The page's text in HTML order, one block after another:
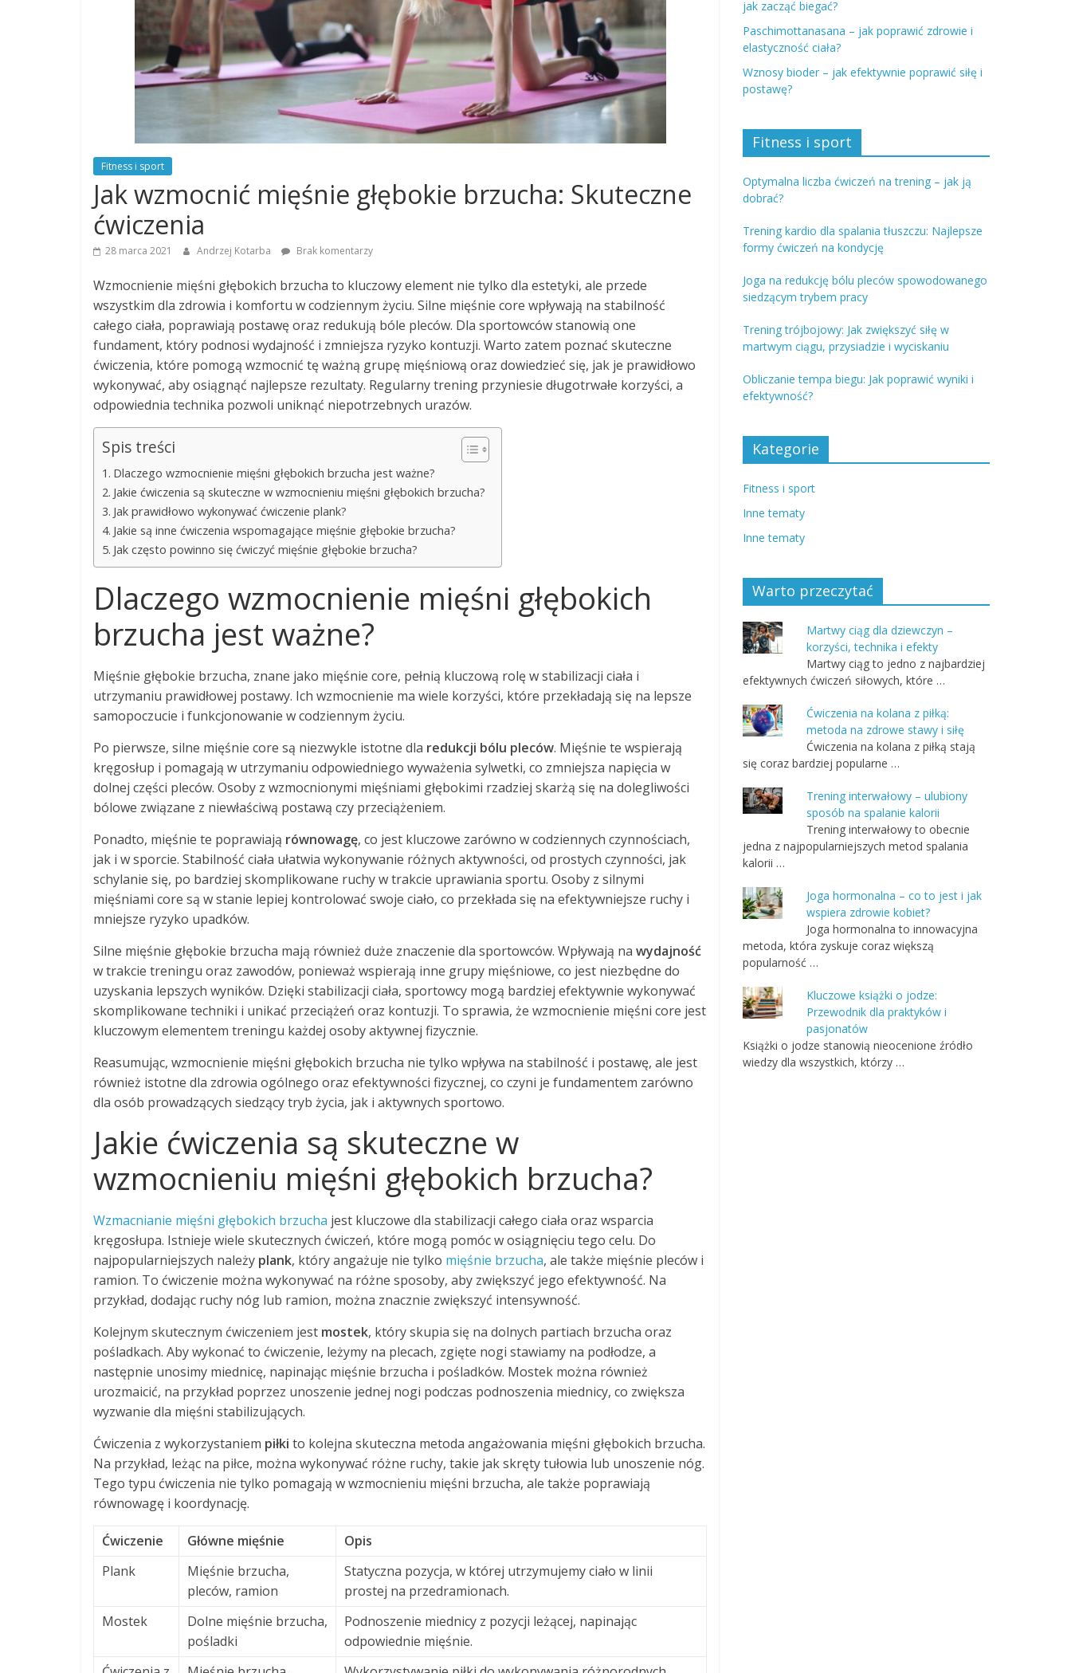
Fitness i sport
Jak wzmocnić mięśnie głębokie brzucha: Skuteczne
ćwiczenia
28 marca 2021 Andrzej Kotarba Brak komentarzy
Wzmocnienie mięśni głębokich brzucha to kluczowy element nie tylko dla estetyki, ale przede
wszystkim dla zdrowia i komfortu w codziennym życiu. Silne mięśnie core wpływają na stabilność
całego ciała, poprawiają postawę oraz redukują bóle pleców. Dla sportowców stanowią one
fundament, który podnosi wydajność i zmniejsza ryzyko kontuzji. Warto zatem poznać skuteczne
ćwiczenia, które pomogą wzmocnić tę ważną grupę mięśniową oraz dowiedzieć się, jak je prawidłowo
wykonywać, aby osiągnąć najlepsze rezultaty. Regularny trening przyniesie długotrwałe korzyści, a
odpowiednia technika pozwoli uniknąć niepotrzebnych urazów.
Spis treści
Dlaczego wzmocnienie mięśni głębokich brzucha jest ważne?
Jakie ćwiczenia są skuteczne w wzmocnieniu mięśni głębokich brzucha?
Jak prawidłowo wykonywać ćwiczenie plank?
Jakie są inne ćwiczenia wspomagające mięśnie głębokie brzucha?
Jak często powinno się ćwiczyć mięśnie głębokie brzucha?
Dlaczego wzmocnienie mięśni głębokich
brzucha jest ważne?
Mięśnie głębokie brzucha, znane jako mięśnie core, pełnią kluczową rolę w stabilizacji ciała i
utrzymaniu prawidłowej postawy. Ich wzmocnienie ma wiele korzyści, które przekładają się na lepsze
samopoczucie i funkcjonowanie w codziennym życiu.
Po pierwsze, silne mięśnie core są niezwykle istotne dla redukcji bólu pleców. Mięśnie te wspierają
kręgosłup i pomagają w utrzymaniu odpowiedniego wyważenia sylwetki, co zmniejsza napięcia w
dolnej części pleców. Osoby z wzmocnionymi mięśniami głębokimi rzadziej skarżą się na dolegliwości
bólowe związane z niewłaściwą postawą czy przeciążeniem.
Ponadto, mięśnie te poprawiają równowagę, co jest kluczowe zarówno w codziennych czynnościach,
jak i w sporcie. Stabilność ciała ułatwia wykonywanie różnych aktywności, od prostych czynności, jak
schylanie się, po bardziej skomplikowane ruchy w trakcie uprawiania sportu. Osoby z silnymi
mięśniami core są w stanie lepiej kontrolować swoje ciało, co przekłada się na efektywniejsze ruchy i
mniejsze ryzyko upadków.
Silne mięśnie głębokie brzucha mają również duże znaczenie dla sportowców. Wpływają na wydajność
w trakcie treningu oraz zawodów, ponieważ wspierają inne grupy mięśniowe, co jest niezbędne do
uzyskania lepszych wyników. Dzięki stabilizacji ciała, sportowcy mogą bardziej efektywnie wykonywać
skomplikowane techniki i unikać przeciążeń oraz kontuzji. To sprawia, że wzmocnienie mięśni core jest
kluczowym elementem treningu każdej osoby aktywnej fizycznie.
Reasumując, wzmocnienie mięśni głębokich brzucha nie tylko wpływa na stabilność i postawę, ale jest
również istotne dla zdrowia ogólnego oraz efektywności fizycznej, co czyni je fundamentem zarówno
dla osób prowadzących siedzący tryb życia, jak i aktywnych sportowo.
Jakie ćwiczenia są skuteczne w
wzmocnieniu mięśni głębokich brzucha?
Wzmacnianie mięśni głębokich brzucha jest kluczowe dla stabilizacji całego ciała oraz wsparcia
kręgosłupa. Istnieje wiele skutecznych ćwiczeń, które mogą pomóc w osiągnięciu tego celu. Do
najpopularniejszych należy plank, który angażuje nie tylko mięśnie brzucha, ale także mięśnie pleców i
ramion. To ćwiczenie można wykonywać na różne sposoby, aby zwiększyć jego efektywność. Na
przykład, dodając ruchy nóg lub ramion, można znacznie zwiększyć intensywność.
Kolejnym skutecznym ćwiczeniem jest mostek, który skupia się na dolnych partiach brzucha oraz
pośladkach. Aby wykonać to ćwiczenie, leżymy na plecach, zgięte nogi stawiamy na podłodze, a
następnie unosimy miednicę, napinając mięśnie brzucha i pośladków. Mostek można również
urozmaicić, na przykład poprzez unoszenie jednej nogi podczas podnoszenia miednicy, co zwiększa
wyzwanie dla mięśni stabilizujących.
Ćwiczenia z wykorzystaniem piłki to kolejna skuteczna metoda angażowania mięśni głębokich brzucha.
Na przykład, leżąc na piłce, można wykonywać różne ruchy, takie jak skręty tułowia lub unoszenie nóg.
Tego typu ćwiczenia nie tylko pomagają w wzmocnieniu mięśni brzucha, ale także poprawiają
równowagę i koordynację.
Ćwiczenie Główne mięśnie
Opis
Plank
Mięśnie brzucha,
pleców, ramion
Statyczna pozycja, w której utrzymujemy ciało w linii
prostej na przedramionach.
Mostek
Dolne mięśnie brzucha,
pośladki
Podnoszenie miednicy z pozycji leżącej, napinając
odpowiednie mięśnie.
jak zacząć biegać?
Paschimottanasana – jak poprawić zdrowie i
elastyczność ciała?
Wznosy bioder – jak efektywnie poprawić siłę i
postawę?
Fitness i sport
Optymalna liczba ćwiczeń na trening – jak ją
dobrać?
Trening kardio dla spalania tłuszczu: Najlepsze
formy ćwiczeń na kondycję
Joga na redukcję bólu pleców spowodowanego
siedzącym trybem pracy
Trening trójbojowy: Jak zwiększyć siłę w
martwym ciągu, przysiadzie i wyciskaniu
Obliczanie tempa biegu: Jak poprawić wyniki i
efektywność?
Kategorie
Fitness i sport
Inne tematy
Inne tematy
Warto przeczytać
Martwy ciąg dla dziewczyn –
korzyści, technika i efekty
Martwy ciąg to jedno z najbardziej
efektywnych ćwiczeń siłowych, które …
Ćwiczenia na kolana z piłką:
metoda na zdrowe stawy i siłę
Ćwiczenia na kolana z piłką stają
się coraz bardziej popularne …
Trening interwałowy – ulubiony
sposób na spalanie kalorii
Trening interwałowy to obecnie
jedna z najpopularniejszych metod spalania
kalorii …
Joga hormonalna – co to jest i jak
wspiera zdrowie kobiet?
Joga hormonalna to innowacyjna
metoda, która zyskuje coraz większą
popularność …
Kluczowe książki o jodze:
Przewodnik dla praktyków i
pasjonatów
Książki o jodze stanowią nieocenione źródło
wiedzy dla wszystkich, którzy …